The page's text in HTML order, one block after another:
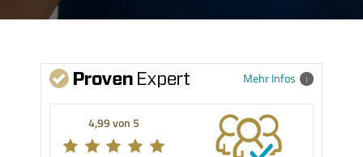
Mehr Infos
4,99 von 5